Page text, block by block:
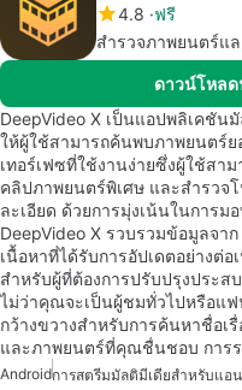
4.8 ฟรี
สำรวจภาพยนตร์แ
ดาวน์โหล
DeepVideo X เป็นแอปพลิเคชัน
ให้ผู้ใช้สามารถค้นพบภาพยนตร์
เทอร์เฟซที่ใช้งานง่ายซึ่งผู้ใช้สา
คลิปภาพยนตร์พิเศษ และสำรวจ
ละเอียด ด้วยการมุ่งเน้นในการ
DeepVideo X รวบรวมข้อมูลจา
เนื้อหาที่ได้รับการอัปเดตอย่างต่
สำหรับผู้ที่ต้องการปรับปรุงประ
ไม่ว่าคุณจะเป็นผู้ชมทั่วไปหรือแ
กว้างขวางสำหรับการค้นหาชื่อเ
และภาพยนตร์ที่คุณชื่นชอบ การร
Androidการสตรีมมัลติมีเดียสำหรับแอ